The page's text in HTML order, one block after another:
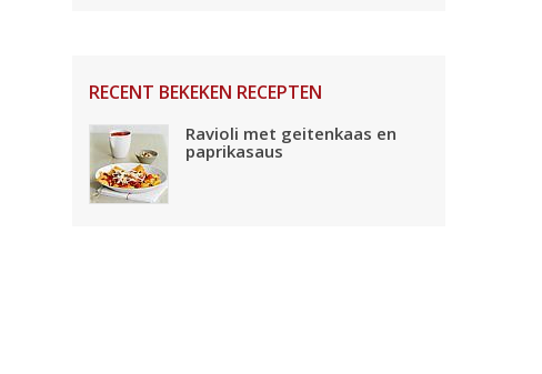
RECENT BEKEKEN RECEPTEN
Ravioli met geitenkaas en
paprikasaus